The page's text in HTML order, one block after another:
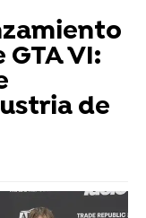
VI:
de